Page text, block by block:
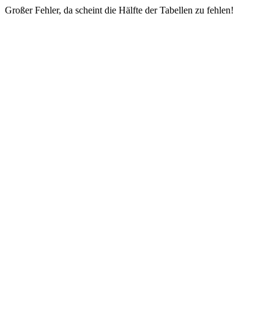
Großer Fehler, da scheint die Hälfte der Tabellen zu fehlen!